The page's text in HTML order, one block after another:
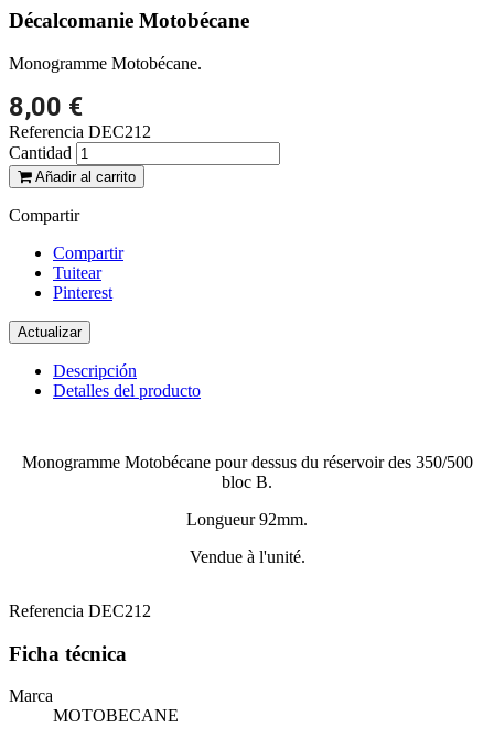
Décalcomanie Motobécane
Monogramme Motobécane.
8,00 €
Referencia DEC212
Cantidad
Añadir al carrito
Compartir
Compartir
Tuitear
Pinterest
Descripción
Detalles del producto
Monogramme Motobécane pour dessus du réservoir des 350/500
bloc B.
Longueur 92mm.
Vendue à l'unité.
Referencia DEC212
Ficha técnica
Marca
MOTOBECANE